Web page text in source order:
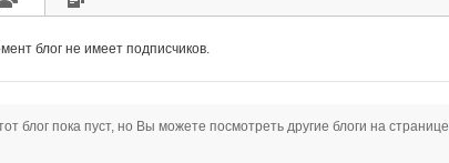
блог не имеет подписчиков.
блог пока пуст, но Вы можете посмотреть другие блоги на странице